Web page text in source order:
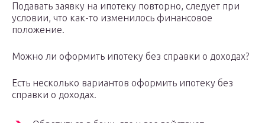
Подавать заявку на ипотеку повторно, следует при
условии, что как-то изменилось финансовое
положение.
Можно ли оформить ипотеку без справки о доходах?
Есть несколько вариантов оформить ипотеку без
справки о доходах.